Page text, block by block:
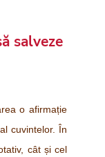
salveze
o afirmație
cuvintelor. În
cât și cel